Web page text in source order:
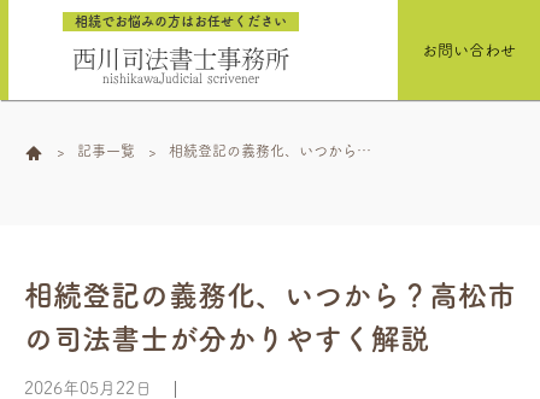
相続でお悩みの方はお任せください
西川司法書士事務所
nishikawaJudicial scrivener
お問い合わせ
記事一覧
相続登記の義務化、いつから？
相続登記の義務化、いつから？高松市
の司法書士が分かりやすく解説
2026年05月22日